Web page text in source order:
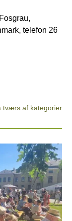
telefon 26
tværs af kategorier